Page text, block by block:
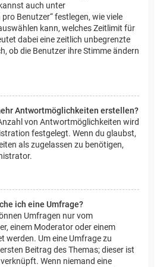
auch unter
Benutzer“ festlegen, wie viele
kann, welches Zeitlimit für
dabei eine zeitlich unbegrenzte
ob die Benutzer ihre Stimme ändern
Antwortmöglichkeiten erstellen?
von Antwortmöglichkeiten wird
festgelegt. Wenn du glaubst,
als zugelassen zu benötigen,
ich eine Umfrage?
Umfragen nur vom
einem Moderator oder einem
werden. Um eine Umfrage zu
Beitrag des Themas; dieser ist
Wenn niemand eine